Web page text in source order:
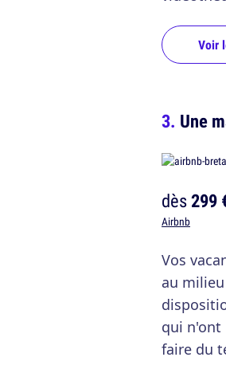
Voir
Une
dès299
Airbnb
Vos
au
qui n'ont
faire du